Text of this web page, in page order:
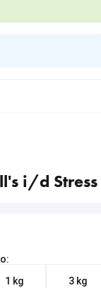
i/d
1 kg
3 kg